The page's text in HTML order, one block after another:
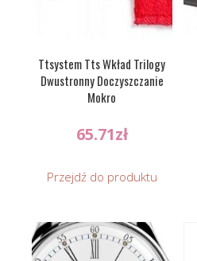
Ttsystem Tts Wkład Trilogy
Dwustronny Doczyszczanie
Mokro
65.71zł
Przejdź do produktu